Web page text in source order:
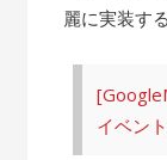
麗に実装す
イベン